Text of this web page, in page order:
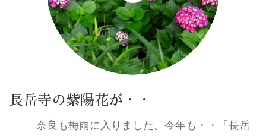
長岳寺の紫陽花が・・
奈良も梅雨に入りました。今年も・・「長岳